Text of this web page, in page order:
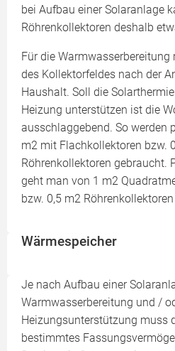
bei Aufbau einer Solaranlage
Röhrenkollektoren deshalb
Für die
des Kollektorfeldes nach der
Haushalt. Soll die
Heizung unterstützen ist die
ausschlaggebend. So werden
m2 mit Flachkollektoren bzw.
Röhrenkollektoren gebraucht.
geht man von 1 m2
bzw. 0,5 m2
Wärmespeicher
Je nach Aufbau einer
Warmwasserbereitung und /
Heizungsunterstützung muss
bestimmtes